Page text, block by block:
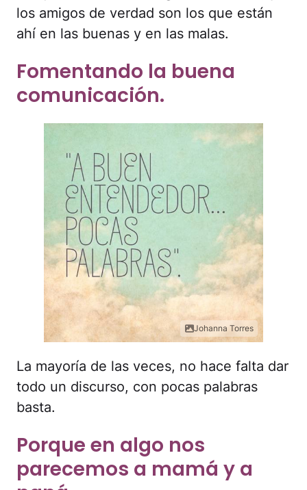
los amigos de verdad son los que están
ahí en las buenas y en las malas.
Fomentando la buena
comunicación.
Johanna Torres
La mayoría de las veces, no hace falta dar
todo un discurso, con pocas palabras
basta.
Porque en algo nos
parecemos a mamá y a